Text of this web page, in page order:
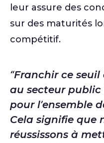
leur assure des
sur des maturités
compétitif.
Franchir ce seuil
au secteur
pour l’ensemble
Cela signifie que
réussissons à